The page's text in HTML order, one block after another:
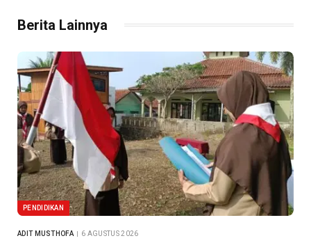
Berita Lainnya
PENDIDIKAN
ADIT MUSTHOFA 6 AGUSTUS 2026